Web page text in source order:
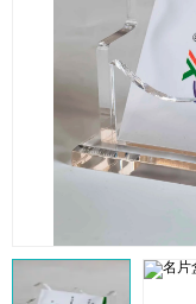
xybp@qq.com